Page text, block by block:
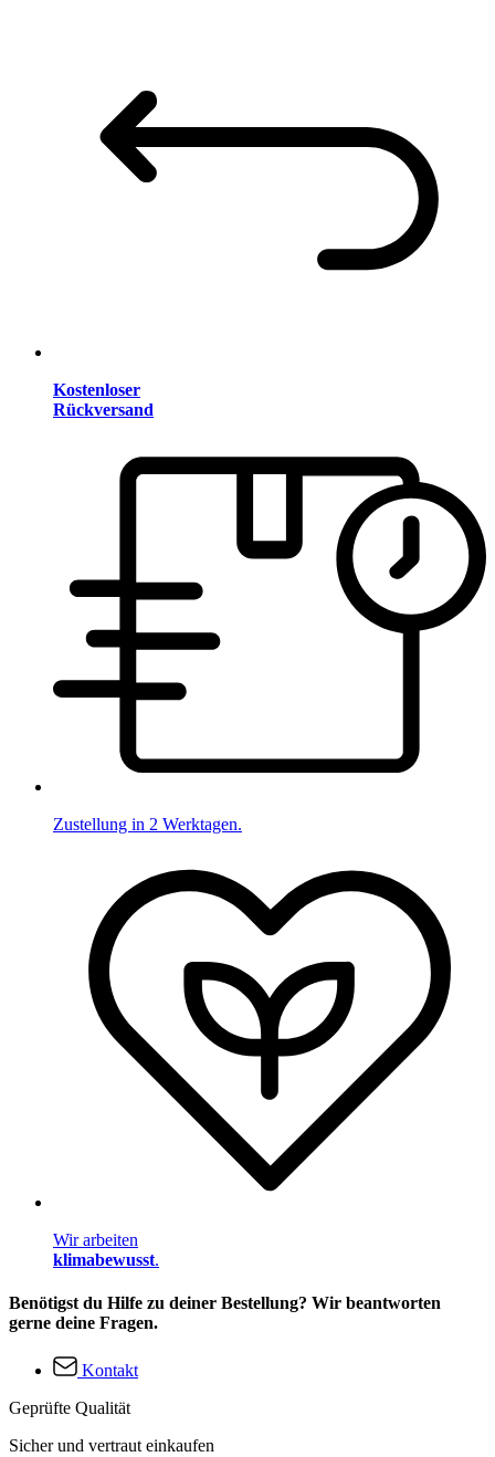
Kostenloser
Rückversand
Zustellung in 2 Werktagen.
Wir arbeiten
klimabewusst.
Benötigst du Hilfe zu deiner Bestellung? Wir beantworten
gerne deine Fragen.
Kontakt
Geprüfte Qualität
Sicher und vertraut einkaufen